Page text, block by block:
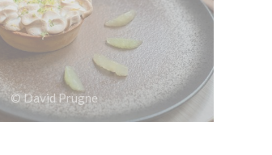
© David Prugne